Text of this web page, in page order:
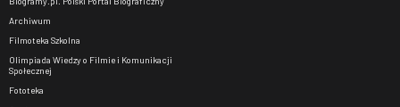
Archiwum
Filmoteka Szkolna
Olimpiada Wiedzy o Filmie i Komunikacji
Społecznej
Fototeka